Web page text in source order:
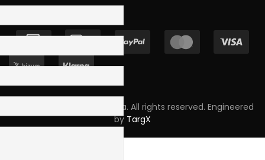
Copyright © 2023 Skpro, Lda. All rights reserved. Engineered
by TargX